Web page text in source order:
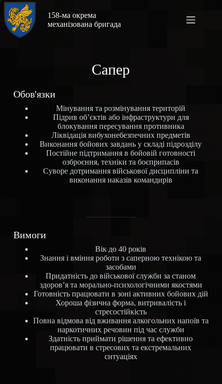
158-ма окрема
механізована бригада
Сапер
Обов'язки
Мінування та розмінування територій
Підрив об’єктів або інфраструктури для
блокування пересування противника
Ліквідація вибухонебезпечних предметів
Виконання бойових завдань у складі підрозділу
Постійне підтримання в бойовій готовності
озброєння, техніки та боєприпасів
Суворе дотримання військової дисципліни та
виконання наказів командирів
Вимоги
Вік до 40 років
Знання і вміння роботи з саперною технікою та
засобами
Придатність до військової служби за станом
здоров’я та морально-психологічними якостями
Готовність працювати в зоні активних бойових дій
Хороша фізична форма, витривалість і
стресостійкість
Повна відмова від вживання алкогольних напоїв та
наркотичних речовин під час служби
Здатність приймати рішення та ефективно
працювати в стресових та екстремальних
ситуаціях